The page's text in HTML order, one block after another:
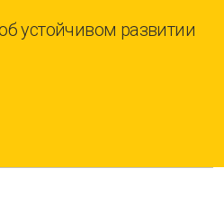
устойчивом развитии